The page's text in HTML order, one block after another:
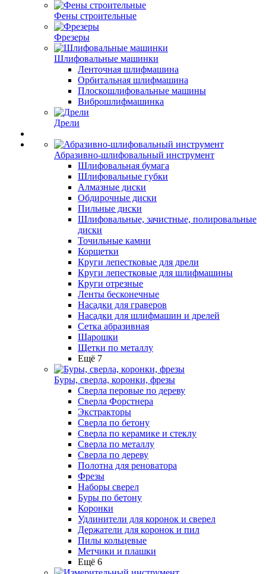
Фены строительные
Фрезеры
Шлифовальные машинки
Ленточная шлифмашина
Орбитальная шлифмашина
Плоскошлифовальные машины
Виброшлифмашинка
Дрели
Абразивно-шлифовальный инструмент
Шлифовальная бумага
Шлифовальные губки
Алмазные диски
Обдирочные диски
Пильные диски
Шлифовальные, зачистные, полировальные
диски
Точильные камни
Корщетки
Круги лепестковые для дрели
Круги лепестковые для шлифмашины
Круги отрезные
Ленты бесконечные
Насадки для граверов
Насадки для шлифмашин и дрелей
Сетка абразивная
Шарошки
Щетки по металлу
Ещё 7
Буры, сверла, коронки, фрезы
Сверла перовые по дереву
Сверла Форстнера
Экстракторы
Сверла по бетону
Сверла по керамике и стеклу
Сверла по металлу
Сверла по дереву
Полотна для реноватора
Фрезы
Наборы сверел
Буры по бетону
Коронки
Удлинители для коронок и сверел
Держатели для коронок и пил
Пилы кольцевые
Метчики и плашки
Ещё 6